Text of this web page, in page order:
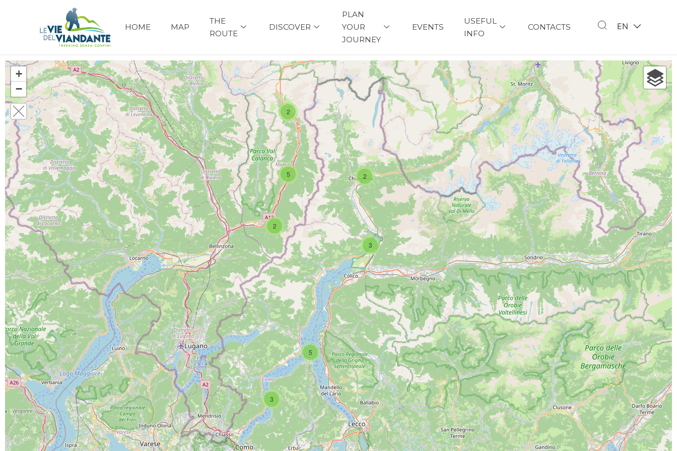
HOME MAP
THE
ROUTE
DISCOVER
PLAN
YOUR
JOURNEY
EVENTS
USEFUL
INFO
CONTACTS EN
3
5
2
3
2
5
2
+
−
PROGETTO CO-FINANZIATO DA:
CAPOFILA:
PARTNER DI PROGETTO:
SCARICA L'APP
PAGINE SOCIAL